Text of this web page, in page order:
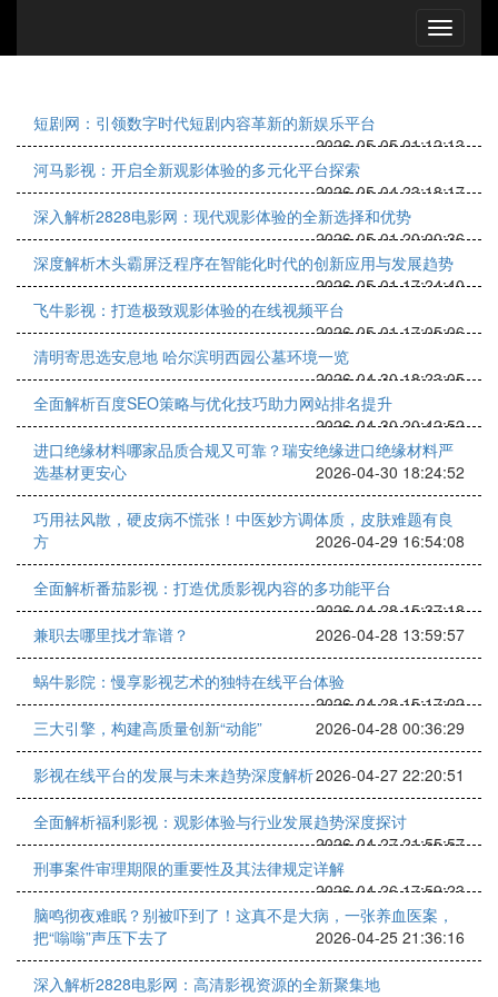
短剧网：引领数字时代短剧内容革新的新娱乐平台
2026-05-05 01:12:13
河马影视：开启全新观影体验的多元化平台探索
2026-05-04 23:18:17
深入解析2828电影网：现代观影体验的全新选择和优势
2026-05-01 20:00:36
深度解析木头霸屏泛程序在智能化时代的创新应用与发展趋势
2026-05-01 17:24:40
飞牛影视：打造极致观影体验的在线视频平台
2026-05-01 17:05:06
清明寄思选安息地 哈尔滨明西园公墓环境一览
2026-04-30 18:23:05
全面解析百度SEO策略与优化技巧助力网站排名提升
2026-04-30 20:42:52
进口绝缘材料哪家品质合规又可靠？瑞安绝缘进口绝缘材料严
选基材更安心
2026-04-30 18:24:52
巧用祛风散，硬皮病不慌张！中医妙方调体质，皮肤难题有良
方
2026-04-29 16:54:08
全面解析番茄影视：打造优质影视内容的多功能平台
2026-04-28 15:37:18
兼职去哪里找才靠谱？
2026-04-28 13:59:57
蜗牛影院：慢享影视艺术的独特在线平台体验
2026-04-28 15:17:02
三大引擎，构建高质量创新“动能”
2026-04-28 00:36:29
影视在线平台的发展与未来趋势深度解析2026-04-27 22:20:51
全面解析福利影视：观影体验与行业发展趋势深度探讨
2026-04-27 21:55:57
刑事案件审理期限的重要性及其法律规定详解
2026-04-26 17:59:23
脑鸣彻夜难眠？别被吓到了！这真不是大病，一张养血医案，
把“嗡嗡”声压下去了
2026-04-25 21:36:16
深入解析2828电影网：高清影视资源的全新聚集地